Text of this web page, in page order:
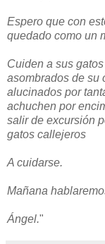
Espero que con
quedado como un
Cuiden a sus
asombrados de su
alucinados por
achuchen por
salir de excursión
gatos callejeros
A cuidarse.
Mañana
Ángel."